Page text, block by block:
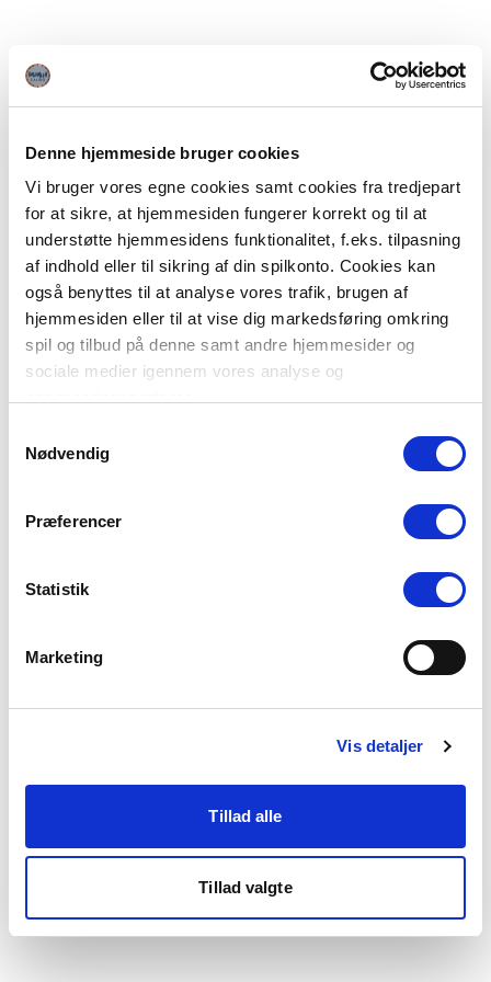
Denne hjemmeside bruger cookies
Vi bruger vores egne cookies samt cookies fra tredjepart
for at sikre, at hjemmesiden fungerer korrekt og til at
understøtte hjemmesidens funktionalitet, f.eks. tilpasning
af indhold eller til sikring af din spilkonto. Cookies kan
også benyttes til at analyse vores trafik, brugen af
hjemmesiden eller til at vise dig markedsføring omkring
spil og tilbud på denne samt andre hjemmesider og
sociale medier igennem vores analyse og
Du kan læse mere om vores brug af cookies under
"Detaljer" eller ved at klikke videre til vores Cookiepolitik,
Nødvendig
Præferencer
Statistik
Marketing
Vis detaljer
Tillad alle
Tillad valgte